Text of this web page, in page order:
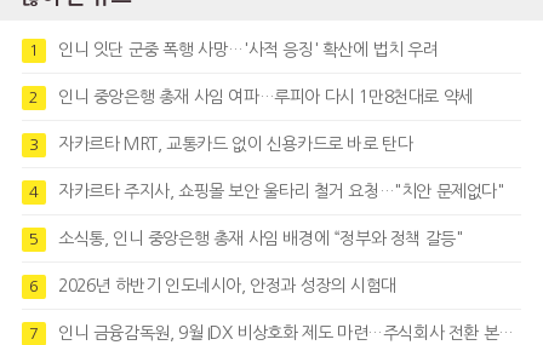
1 인니 잇단 군중 폭행 사망…'사적 응징' 확산에 법치 우려
2 인니 중앙은행 총재 사임 여파…루피아 다시 1만8천대로 약세
3 자카르타 MRT, 교통카드 없이 신용카드로 바로 탄다
4 자카르타 주지사, 쇼핑몰 보안 울타리 철거 요청…"치안 문제없다"
5 소식통, 인니 중앙은행 총재 사임 배경에 “정부와 정책 갈등"
6 2026년 하반기 인도네시아, 안정과 성장의 시험대
7 인니 금융감독원, 9월 IDX 비상호화 제도 마련…주식회사 전환 본격화